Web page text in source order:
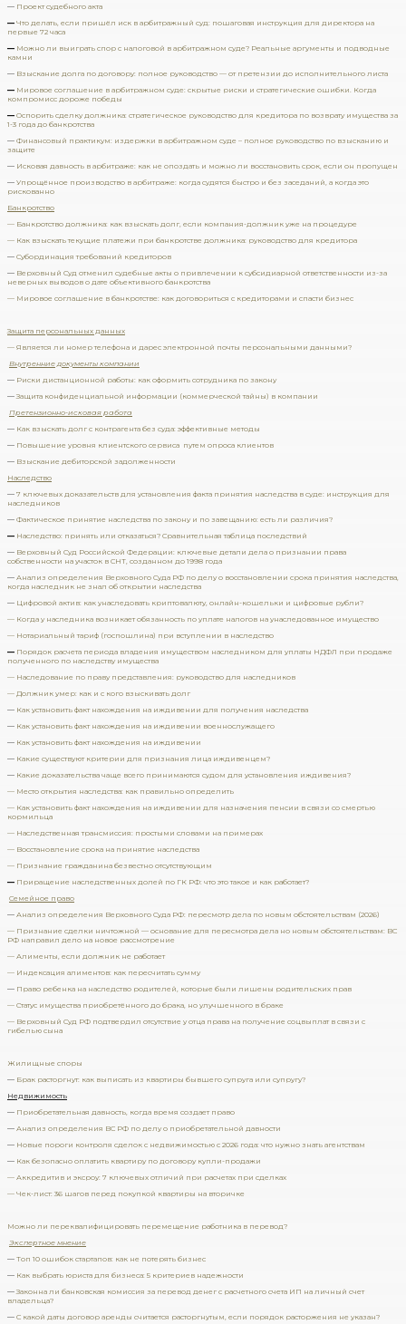
— Проект судебного акта
— Что делать, если пришёл иск в арбитражный суд: пошаговая инструкция для директора на
первые 72 часа
— Можно ли выиграть спор с налоговой в арбитражном суде? Реальные аргументы и подводные
камни
— Взыскание долга по договору: полное руководство — от претензии до исполнительного листа
— Мировое соглашение в арбитражном суде: скрытые риски и стратегические ошибки. Когда
компромисс дороже победы
— Оспорить сделку должника: стратегическое руководство для кредитора по возврату имущества за
1-3 года до банкротства
— Финансовый практикум: издержки в арбитражном суде – полное руководство по взысканию и
защите
— Исковая давность в арбитраже: как не опоздать и можно ли восстановить срок, если он пропущен
— Упрощённое производство в арбитраже: когда судятся быстро и без заседаний, а когда это
рискованно
Банкротство
— Банкротство должника: как взыскать долг, если компания-должник уже на процедуре
— Как взыскать текущие платежи при банкротстве должника: руководство для кредитора
— Субординация требований кредиторов
— Верховный Суд отменил судебные акты о привлечении к субсидиарной ответственности из-за
неверных выводов о дате объективного банкротства
— Мировое соглашение в банкротстве: как договориться с кредиторами и спасти бизнес
Защита персональных данных
— Является ли номер телефона и дарес электронной почты персональными данными?
Внутренние документы компании
— Риски дистанционной работы: как оформить сотрудника по закону
— Защита конфиденциальной информации (коммерческой тайны) в компании
Претензионно-исковая работа
— Как взыскать долг с контрагента без суда: эффективные методы
— Повышение уровня клиентского сервиса путем опроса клиентов
— Взыскание дебиторской задолженности
Наследство
— 7 ключевых доказательств для установления факта принятия наследства в суде: инструкция для
наследников
— Фактическое принятие наследства по закону и по завещанию: есть ли различия?
— Наследство: принять или отказаться? Сравнительная таблица последствий
— Верховный Суд Российской Федерации: ключевые детали дела о признании права
собственности на участок в СНТ, созданном до 1998 года
— Анализ определения Верховного Суда РФ по делу о восстановлении срока принятия наследства,
когда наследник не знал об открытии наследства
— Цифровой актив: как унаследовать криптовалюту, онлайн-кошельки и цифровые рубли?
— Когда у наследника возникает обязанность по уплате налогов на унаследованное имущество
— Нотариальный тариф (госпошлина) при вступлении в наследство
— Порядок расчета периода владения имуществом наследником для уплаты НДФЛ при продаже
полученного по наследству имущества
— Наследование по праву представления: руководство для наследников
— Должник умер: как и с кого взыскивать долг
— Как установить факт нахождения на иждивении для получения наследства
— Как установить факт нахождения на иждивении военнослужащего
— Как установить факт нахождения на иждивении
— Какие существуют критерии для признания лица иждивенцем?
— Какие доказательства чаще всего принимаются судом для установления иждивения?
— Место открытия наследства: как правильно определить
— Как установить факт нахождения на иждивении для назначения пенсии в связи со смертью
кормильца
— Наследственная трансмиссия: простыми словами на примерах
— Восстановление срока на принятие наследства
— Признание гражданина безвестно отсутствующим
— Приращение наследственных долей по ГК РФ: что это такое и как работает?
Семейное право
— Анализ определения Верховного Суда РФ: пересмотр дела по новым обстоятельствам (2026)
— Признание сделки ничтожной — основание для пересмотра дела но новым обстоятельствам: ВС
РФ направил дело на новое рассмотрение
— Алименты, если должник не работает
— Индексация алиментов: как пересчитать сумму
— Право ребенка на наследство родителей, которые были лишены родительских прав
— Статус имущества приобретённого до брака, но улучшенного в браке
— Верховный Суд РФ подтвердил отсутствие у отца права на получение соцвыплат в связи с
гибелью сына
Жилищные споры
— Брак расторгнут: как выписать из квартиры бывшего супруга или супругу?
Недвижимость
— Приобретательная давность, когда время создает право
— Анализ определения ВС РФ по делу о приобретательной давности
— Новые пороги контроля сделок с недвижимостью с 2026 года: что нужно знать агентствам
— Как безопасно оплатить квартиру по договору купли-продажи
— Аккредитив и эксроу: 7 ключевых отличий при расчетах при сделках
— Чек-лист: 36 шагов перед покупкой квартиры на вторичке
Можно ли переквалифицировать перемещение работника в перевод?
Экспертное мнение
— Топ 10 ошибок стартапов: как не потерять бизнес
— Как выбрать юриста для бизнеса: 5 критериев надежности
— Законна ли банковская комиссия за перевод денег с расчетного счета ИП на личный счет
владельца?
— С какой даты договор аренды считается расторгнутым, если порядок расторжения не указан?